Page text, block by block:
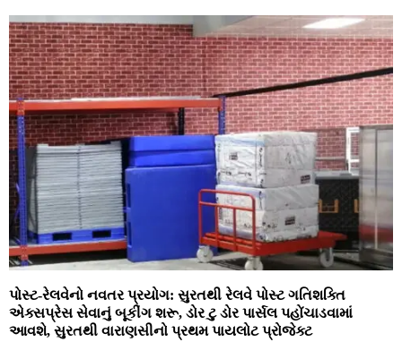
પોસ્ટ-રેલવેનો નવતર પ્રયોગ: સુરતથી રેલવે પોસ્ટ ગતિશક્તિ
એક્સપ્રેસ સેવાનું બૂકીંગ શરૂ, ડોર ટુ ડોર પાર્સલ પહોંચાડવામાં
આવશે, સુરતથી વારાણસીનો પ્રથમ પાયલોટ પ્રોજેક્ટ